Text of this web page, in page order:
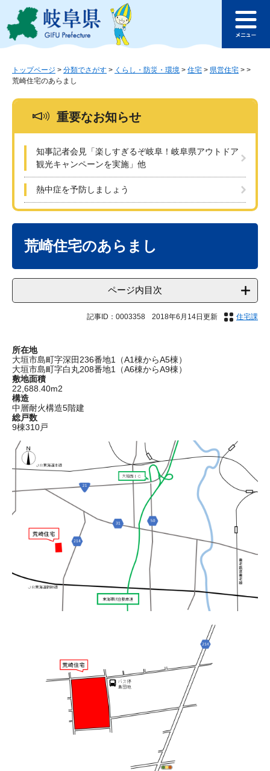
ジ
ュ
このページの本文へ
ュ
トップページ > 分類でさがす > くらし・防災・環境 > 住宅 > 県営住宅 > >
荒崎住宅のあらまし
重要なお知らせ
知事記者会見「楽しすぎるぞ岐阜！岐阜県アウトドア
観光キャンペーンを実施」他
熱中症を予防しましょう
荒崎住宅のあらまし
ページ内目次
記事ID：0003358 2018年6月14日更新 住宅課
所在地
大垣市島町字深田236番地1（A1棟からA5棟）
大垣市島町字白丸208番地1（A6棟からA9棟）
敷地面積
22,688.40m2
構造
中層耐火構造5階建
総戸数
9棟310戸